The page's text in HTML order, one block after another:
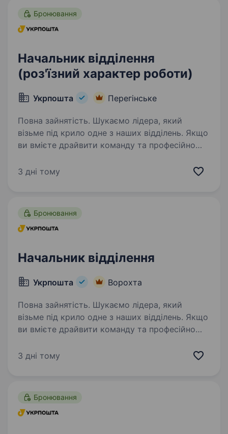
Бронювання
Начальник відділення
(роз'їзний характер роботи)
Укрпошта Перегінське
Повна зайнятість. Шукаємо лідера, який
візьме під крило одне з наших відділень. Якщо
ви вмієте драйвити команду та професійно
на вас. Ваша роль у команді: Керувати
3 дні тому
Бронювання
Начальник відділення
Укрпошта Ворохта
Повна зайнятість. Шукаємо лідера, який
візьме під крило одне з наших відділень. Якщо
ви вмієте драйвити команду та професійно
на вас. Ваша роль у команді: Керувати
3 дні тому
Бронювання